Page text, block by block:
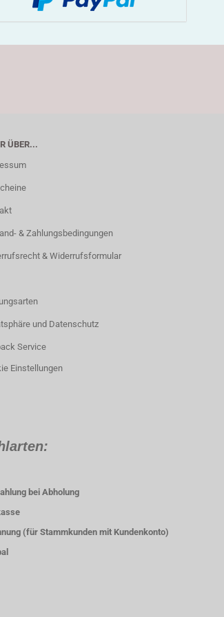
ÜBER...
& Zahlungsbedingungen
& Widerrufsformular
und Datenschutz
Service
Einstellungen
bei Abholung
(für Stammkunden mit Kundenkonto)